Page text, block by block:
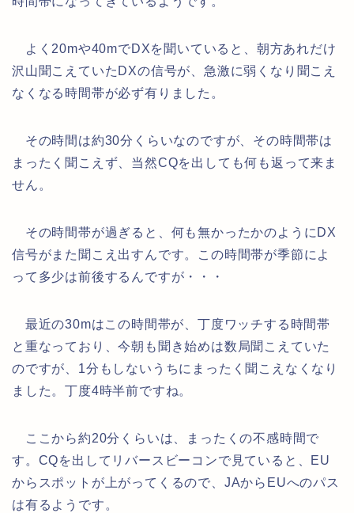
よく20mや40mでDXを聞いていると、朝方あれだけ
沢山聞こえていたDXの信号が、急激に弱くなり聞こえ
なくなる時間帯が必ず有りました。
その時間は約30分くらいなのですが、その時間帯は
まったく聞こえず、当然CQを出しても何も返って来ま
せん。
その時間帯が過ぎると、何も無かったかのようにDX
信号がまた聞こえ出すんです。この時間帯が季節によ
って多少は前後するんですが・・・
最近の30mはこの時間帯が、丁度ワッチする時間帯
と重なっており、今朝も聞き始めは数局聞こえていた
のですが、1分もしないうちにまったく聞こえなくなり
ました。丁度4時半前ですね。
ここから約20分くらいは、まったくの不感時間で
す。CQを出してリバースビーコンで見ていると、EU
からスポットが上がってくるので、JAからEUへのパス
は有るようです。